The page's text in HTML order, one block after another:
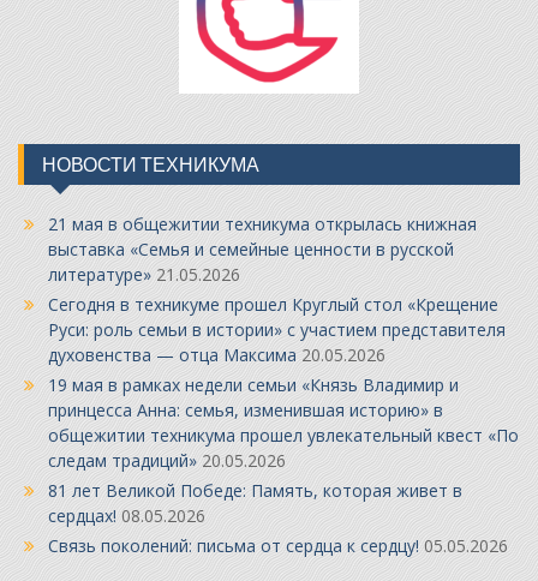
НОВОСТИ ТЕХНИКУМА
21 мая в общежитии техникума открылась книжная
выставка «Семья и семейные ценности в русской
литературе» 21.05.2026
Сегодня в техникуме прошел Круглый стол «Крещение
Руси: роль семьи в истории» с участием представителя
духовенства — отца Максима 20.05.2026
19 мая в рамках недели семьи «Князь Владимир и
принцесса Анна: семья, изменившая историю» в
общежитии техникума прошел увлекательный квест «По
следам традиций» 20.05.2026
81 лет Великой Победе: Память, которая живет в
сердцах! 08.05.2026
Связь поколений: письма от сердца к сердцу! 05.05.2026